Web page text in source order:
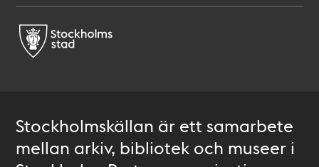
Stockholmskällan är ett samarbete
mellan arkiv, bibliotek och museer i